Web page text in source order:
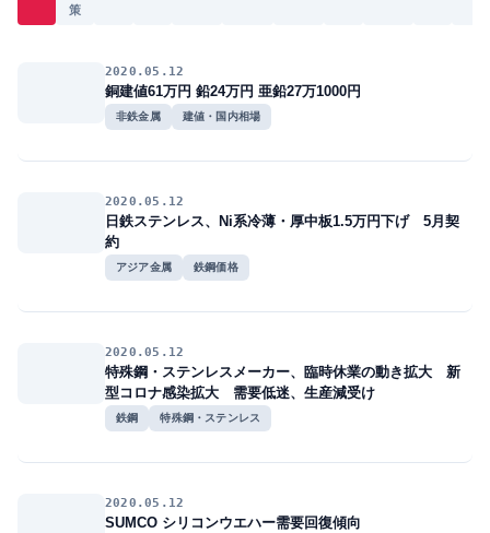
策
2020.05.12
銅建値61万円 鉛24万円 亜鉛27万1000円
非鉄金属 建値・国内相場
2020.05.12
日鉄ステンレス、Ni系冷薄・厚中板1.5万円下げ 5月契
約
アジア金属 鉄鋼価格
2020.05.12
特殊鋼・ステンレスメーカー、臨時休業の動き拡大 新
型コロナ感染拡大 需要低迷、生産減受け
鉄鋼 特殊鋼・ステンレス
2020.05.12
SUMCO シリコンウエハー需要回復傾向